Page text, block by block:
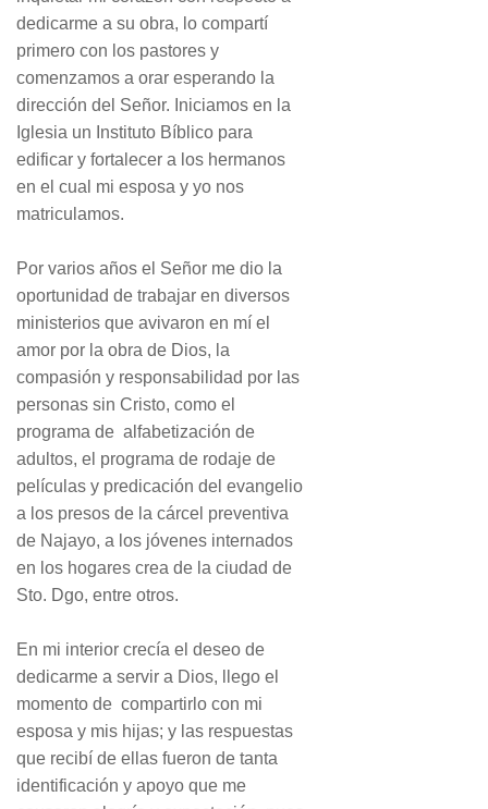
dedicarme a su obra, lo compartí
primero con los pastores y
comenzamos a orar esperando la
dirección del Señor. Iniciamos en la
Iglesia un Instituto Bíblico para
edificar y fortalecer a los hermanos
en el cual mi esposa y yo nos
matriculamos.
Por varios años el Señor me dio la
oportunidad de trabajar en diversos
ministerios que avivaron en mí el
amor por la obra de Dios, la
compasión y responsabilidad por las
personas sin Cristo, como el
programa de alfabetización de
adultos, el programa de rodaje de
películas y predicación del evangelio
a los presos de la cárcel preventiva
de Najayo, a los jóvenes internados
en los hogares crea de la ciudad de
Sto. Dgo, entre otros.
En mi interior crecía el deseo de
dedicarme a servir a Dios, llego el
momento de compartirlo con mi
esposa y mis hijas; y las respuestas
que recibí de ellas fueron de tanta
identificación y apoyo que me